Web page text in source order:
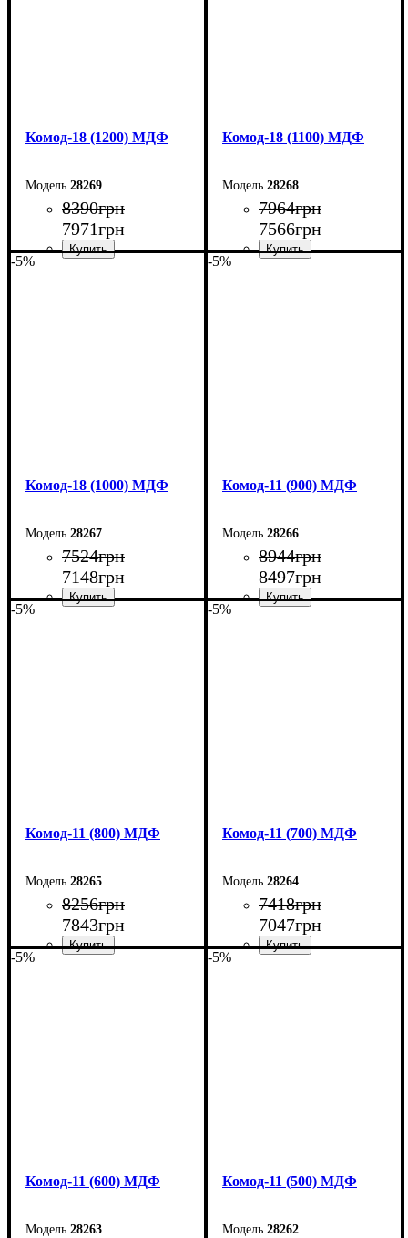
Комод-18 (1200) МДФ
28269
8390грн
7971грн
Комод-18 (1100) МДФ
28268
7964грн
7566грн
-5%
Комод-18 (1000) МДФ
28267
7524грн
7148грн
-5%
Комод-11 (900) МДФ
28266
8944грн
8497грн
-5%
Комод-11 (800) МДФ
28265
8256грн
7843грн
-5%
Комод-11 (700) МДФ
28264
7418грн
7047грн
-5%
Комод-11 (600) МДФ
28263
-5%
Комод-11 (500) МДФ
28262